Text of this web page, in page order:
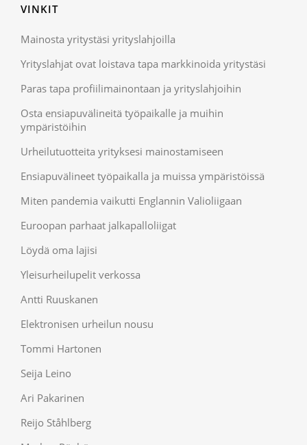
VINKIT
Mainosta yritystäsi yrityslahjoilla
Yrityslahjat ovat loistava tapa markkinoida yritystäsi
Paras tapa profiilimainontaan ja yrityslahjoihin
Osta ensiapuvälineitä työpaikalle ja muihin
ympäristöihin
Urheilutuotteita yrityksesi mainostamiseen
Ensiapuvälineet työpaikalla ja muissa ympäristöissä
Miten pandemia vaikutti Englannin Valioliigaan
Euroopan parhaat jalkapalloliigat
Löydä oma lajisi
Yleisurheilupelit verkossa
Antti Ruuskanen
Elektronisen urheilun nousu
Tommi Hartonen
Seija Leino
Ari Pakarinen
Reijo Ståhlberg